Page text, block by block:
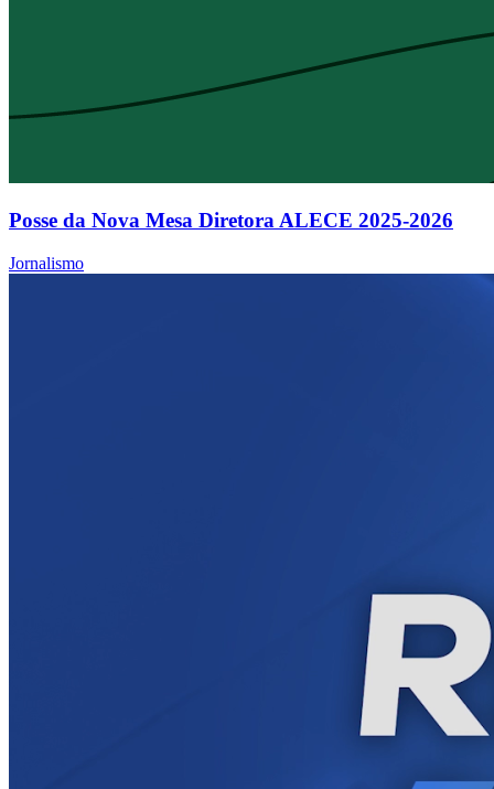
Posse da Nova Mesa Diretora ALECE 2025-2026
Jornalismo